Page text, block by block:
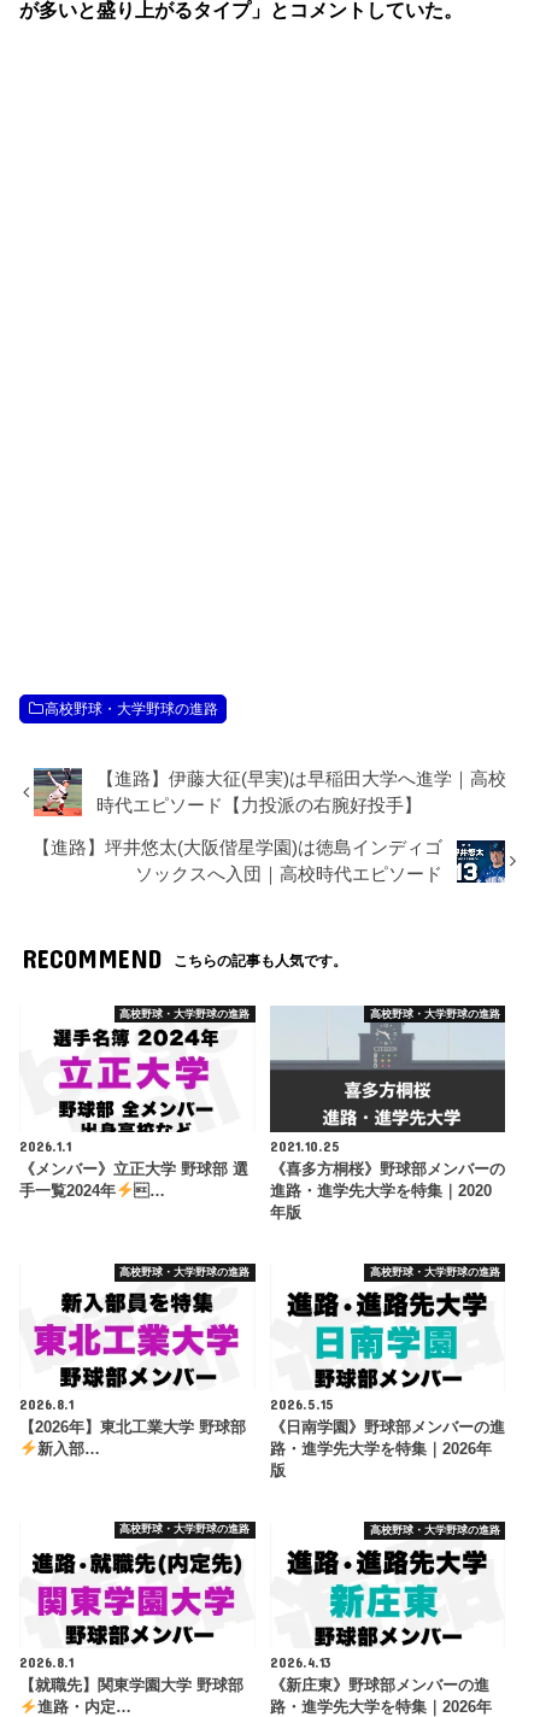
が多いと盛り上がるタイプ」とコメントしていた。
高校野球・大学野球の進路
【進路】伊藤大征(早実)は早稲田大学へ進学｜高校
時代エピソード【力投派の右腕好投手】
【進路】坪井悠太(大阪偕星学園)は徳島インディゴ
ソックスへ入団｜高校時代エピソード
RECOMMEND こちらの記事も人気です。
高校野球・大学野球の進路
2026.1.1
《メンバー》立正大学 野球部 選
手一覧2024年
…
高校野球・大学野球の進路
2021.10.25
《喜多方桐桜》野球部メンバーの
進路・進学先大学を特集｜2020
年版
高校野球・大学野球の進路
2026.8.1
【2026年】東北工業大学 野球部
新入部…
高校野球・大学野球の進路
2026.5.15
《日南学園》野球部メンバーの進
路・進学先大学を特集｜2026年
版
高校野球・大学野球の進路
2026.8.1
【就職先】関東学園大学 野球部
進路・内定…
高校野球・大学野球の進路
2026.4.13
《新庄東》野球部メンバーの進
路・進学先大学を特集｜2026年